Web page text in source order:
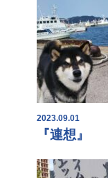
2023.09.01
『連想』